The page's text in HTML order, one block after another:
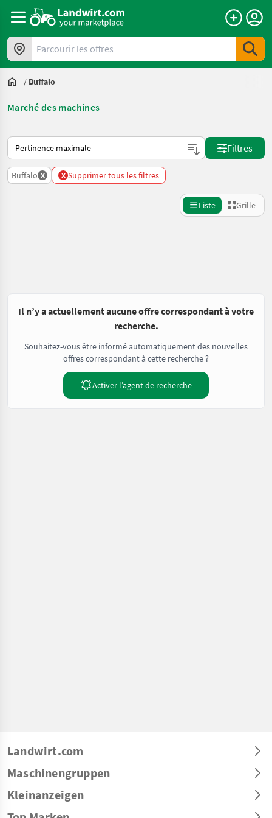
Parcourir les offres
/ Buffalo
Marché des machines
Voici comment les annonces sont triées sur Landwirt.com
Filtres
Buffalo x x Supprimer tous les filtres
Liste Grille
Il n’y a actuellement aucune offre correspondant à votre
recherche.
Souhaitez-vous être informé automatiquement des nouvelles
offres correspondant à cette recherche ?
Activer l’agent de recherche
Landwirt.com
Maschinengruppen
Kleinanzeigen